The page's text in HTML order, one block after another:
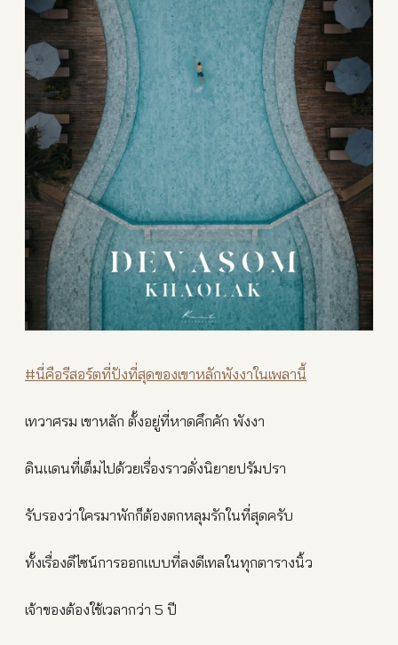
#นี่คือรีสอร์ตที่ปังที่สุดของเขาหลักพังงาในเพลานี้
เทวาศรม เขาหลัก ตั้งอยู่ที่หาดคึกคัก พังงา
ดินแดนที่เต็มไปด้วยเรื่องราวดั่งนิยายปรัมปรา
รับรองว่าใครมาพักก็ต้องตกหลุมรักในที่สุดครับ
ทั้งเรื่องดีไซน์การออกแบบที่ลงดีเทลในทุกตารางนิ้ว
เจ้าของต้องใช้เวลากว่า 5 ปี